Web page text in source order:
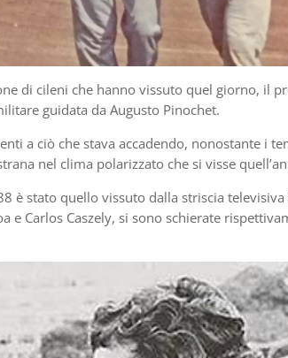
di cileni che hanno vissuto quel giorno, il
guidata da Augusto Pinochet.
a ciò che stava accadendo, nonostante i
nel clima polarizzato che si visse
è stato quello vissuto dalla striscia televisiva
e Carlos Caszely, si sono schierate